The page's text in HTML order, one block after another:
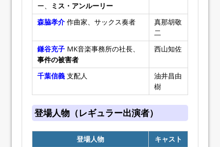
ー、
ミス・アンルーリー
森脇孝介 作曲家、サックス奏者
真那胡敬
二
鎌谷充子 MK音楽事務所の社長、
事件の被害者
西山知佐
千葉信義 支配人
油井昌由
樹
登場人物（レギュラー出演者）
登場人物 キャスト